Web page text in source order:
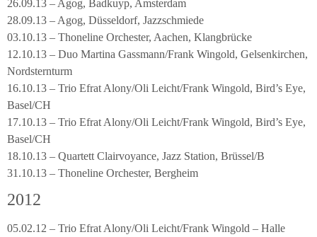
26.09.13 – Agog, Badkuyp, Amsterdam
28.09.13 – Agog, Düsseldorf, Jazzschmiede
03.10.13 – Thoneline Orchester, Aachen, Klangbrücke
12.10.13 – Duo Martina Gassmann/Frank Wingold, Gelsenkirchen,
Nordsternturm
16.10.13 – Trio Efrat Alony/Oli Leicht/Frank Wingold, Bird’s Eye,
Basel/CH
17.10.13 – Trio Efrat Alony/Oli Leicht/Frank Wingold, Bird’s Eye,
Basel/CH
18.10.13 – Quartett Clairvoyance, Jazz Station, Brüssel/B
31.10.13 – Thoneline Orchester, Bergheim
2012
05.02.12 – Trio Efrat Alony/Oli Leicht/Frank Wingold – Halle